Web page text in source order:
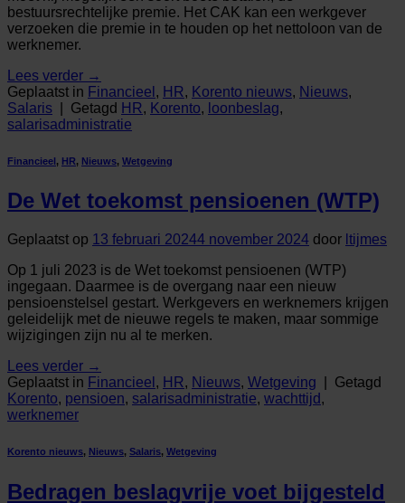
bestuursrechtelijke premie. Het CAK kan een werkgever
verzoeken die premie in te houden op het nettoloon van de
werknemer.
Lees verder →
Geplaatst in Financieel , HR, Korento nieuws, Nieuws,
Salaris
Getagd HR, Korento, loonbeslag,
salarisadministratie
Financieel, HR, Nieuws, Wetgeving
De Wet toekomst pensioenen (WTP)
Geplaatst op 13 februari 20244 november 2024 door ltijmes
Op 1 juli 2023 is de Wet toekomst pensioenen (WTP)
ingegaan. Daarmee is de overgang naar een nieuw
pensioenstelsel gestart. Werkgevers en werknemers krijgen
geleidelijk met de nieuwe regels te maken, maar sommige
wijzigingen zijn nu al te merken.
Lees verder →
Geplaatst in Financieel , HR, Nieuws, Wetgeving
Getagd
Korento, pensioen, salarisadministratie, wachttijd ,
werknemer
Korento nieuws, Nieuws, Salaris, Wetgeving
Bedragen beslagvrije voet bijgesteld